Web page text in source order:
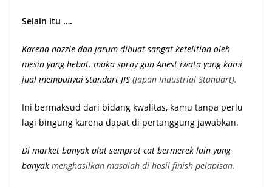
Selain itu ….
Karena nozzle dan jarum dibuat sangat ketelitian oleh
mesin yang hebat. maka spray gun Anest iwata yang kami
jual mempunyai standart JIS (Japan Industrial Standart).
Ini bermaksud dari bidang kwalitas, kamu tanpa perlu
lagi bingung karena dapat di pertanggung jawabkan.
Di market banyak alat semprot cat bermerek lain yang
banyak menghasilkan masalah di hasil finish pelapisan.